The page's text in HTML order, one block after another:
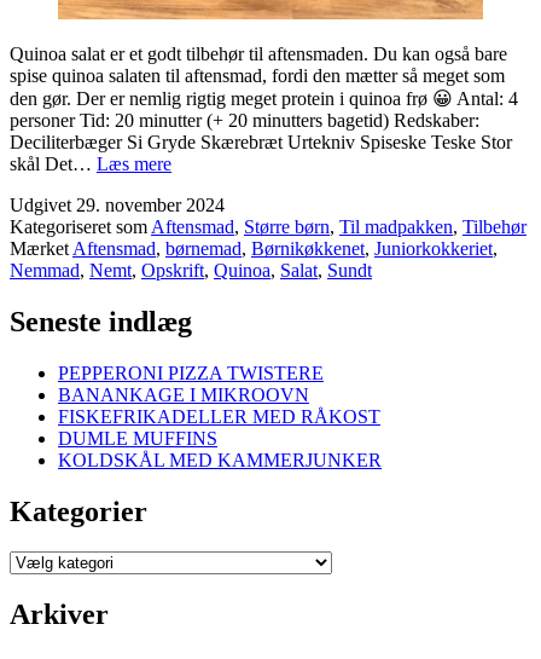
Quinoa salat er et godt tilbehør til aftensmaden. Du kan også bare
spise quinoa salaten til aftensmad, fordi den mætter så meget som
den gør. Der er nemlig rigtig meget protein i quinoa frø 😀 Antal: 4
personer Tid: 20 minutter (+ 20 minutters bagetid) Redskaber:
Deciliterbæger Si Gryde Skærebræt Urtekniv Spiseske Teske Stor
skål Det… Læs mereQUINOA
Udgivet 29. november 2024
Kategoriseret som Aftensmad, Større børn, Til madpakken, Tilbehør
Mærket Aftensmad, børnemad, Børnikøkkenet, Juniorkokkeriet,
Nemmad, Nemt, Opskrift, Quinoa, Salat, Sundt
Seneste indlæg
PEPPERONI PIZZA TWISTERE
BANANKAGE I MIKROOVN
FISKEFRIKADELLER MED RÅKOST
DUMLE MUFFINS
KOLDSKÅL MED KAMMERJUNKER
Kategorier
Kategorier
Arkiver